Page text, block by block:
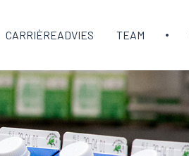
CARRIÈREADVIES TEAM